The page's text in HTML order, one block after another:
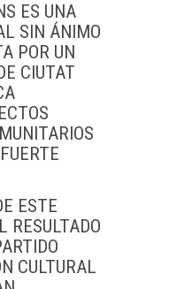
ES UNA
SIN ÁNIMO
POR UN
CIUTAT
ESTE
RESULTADO
CULTURAL